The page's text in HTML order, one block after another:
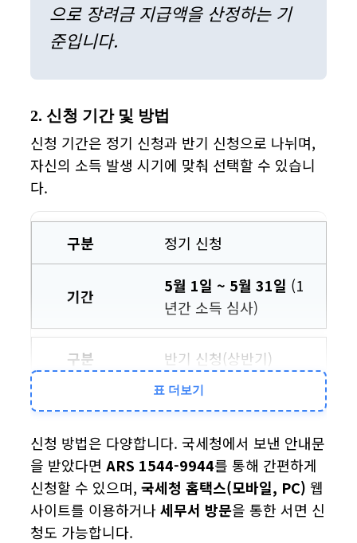
으로 장려금 지급액을 산정하는 기
준입니다.
2. 신청 기간 및 방법
신청 기간은 정기 신청과 반기 신청으로 나뉘며,
자신의 소득 발생 시기에 맞춰 선택할 수 있습니
다.
정기 신청
5월 1일 ~ 5월 31일 (1
년간 소득 심사)
반기 신청(상반기)
9월 1일 ~ 9월 15일
반기 신청(하반기)
3월 1일 ~ 3월 15일
표 더보기
신청 방법은 다양합니다. 국세청에서 보낸 안내문
을 받았다면ARS 1544-9944를 통해 간편하게
신청할 수 있으며,국세청 홈택스(모바일, PC) 웹
사이트를 이용하거나세무서 방문을 통한 서면 신
청도 가능합니다.